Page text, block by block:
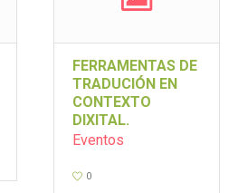
FERRAMENTAS DE
TRADUCIÓN EN
CONTEXTO
DIXITAL.
Eventos
0